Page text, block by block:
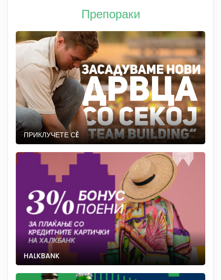
Препораки
ПРИКЛУЧЕТЕ СÈ
HALKBANK